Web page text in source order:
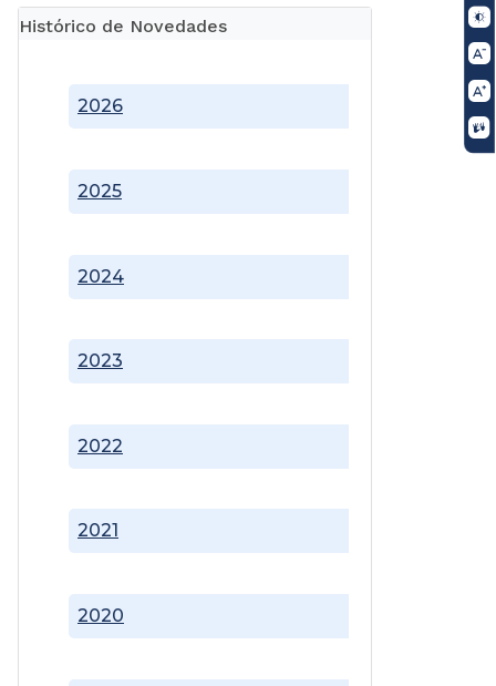
Histórico de Novedades
2020
2021
2022
2023
2024
2025
2026